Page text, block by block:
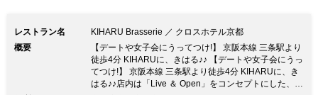
レストラン名
KIHARU Brasserie ／ クロスホテル京都
概要
【デートや女子会にうってつけ!】 京阪本線 三条駅より
徒歩4分 KIHARUに、きはる♪♪ 【デートや女子会にうっ
てつけ!】 京阪本線 三条駅より徒歩4分 KIHARUに、き
はる♪♪店内は「Live ＆ Open」をコンセプトにした、活